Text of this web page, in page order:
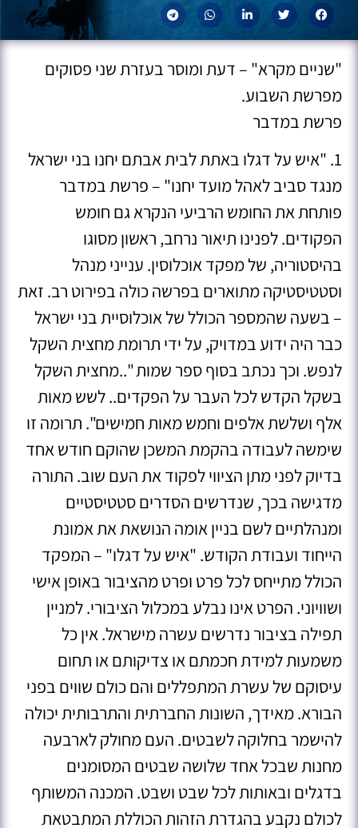
"שניים מקרא" – דעת ומוסר בעזרת שני פסוקים
מפרשת השבוע.
פרשת במדבר
1. "איש על דגלו באתת לבית אבתם יחנו בני ישראל
מנגד סביב לאהל מועד יחנו" – פרשת במדבר
פותחת את החומש הרביעי הנקרא גם חומש
הפקודים. לפנינו תיאור נרחב, ראשון מסוגו
בהיסטוריה, של מפקד אוכלוסין. ענייני מנהל
וסטטיסטיקה מתוארים בפרשה כולה בפירוט רב. זאת
– בשעה שהמספר הכולל של אוכלוסיית בני ישראל
כבר היה ידוע במדויק, על ידי תרומת מחצית השקל
לנפש. וכך נכתב בסוף ספר שמות "..מחצית השקל
בשקל הקדש לכל העבר על הפקדים.. לשש מאות
אלף ושלשת אלפים וחמש מאות חמישים". תרומה זו
שימשה לעבודה בהקמת המשכן שהוקם חודש אחד
בדיוק לפני מתן הציווי לפקוד את העם שוב. התורה
מדגישה בכך, שנדרשים הסדרים סטטיסטיים
ומנהלתיים לשם בניין אומה הנושאת את אמונת
הייחוד ועבודת הקודש. "איש על דגלו" – המפקד
הכולל מתייחס לכל פרט ופרט מהציבור באופן אישי
ושוויוני. הפרט אינו נבלע במכלול הציבורי. למניין
תפילה בציבור נדרשים עשרה מישראל. אין כל
משמעות למידת חכמתם או צדיקותם או תחום
עיסוקם של עשרת המתפללים והם כולם שווים בפני
הבורא. מאידך, השונות החברתית והתרבותית יכולה
להישמר בחלוקה לשבטים. העם מחולק לארבעה
מחנות שבכל אחד שלושה שבטים המסומנים
בדגלים ובאותות לכל שבט ושבט. המכנה המשותף
לכולם נקבע בהגדרת הזהות הכוללת המתבטאת